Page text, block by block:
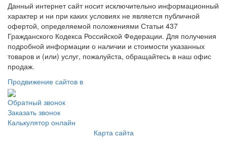
Данный интернет сайт носит исключительно информационный
характер и ни при каких условиях не является публичной
офертой, определяемой положениями Статьи 437
Гражданского Кодекса Российской Федерации. Для получения
подробной информации о наличии и стоимости указанных
товаров и (или) услуг, пожалуйста, обращайтесь в наш офис
продаж.
Продвижение сайтов в
Обратный звонок
Заказать звонок
Калькулятор онлайн
Карта сайта